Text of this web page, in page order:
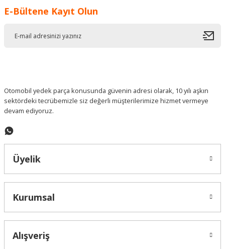
Ürün resmi kalitesiz, bozuk veya görüntülenemiyor.
E-Bültene Kayıt Olun
Otomobil yedek parça konusunda güvenin adresi olarak, 10 yılı aşkın
sektördeki tecrübemizle siz değerli müşterilerimize hizmet vermeye
devam ediyoruz.
Üyelik
Kurumsal
Alışveriş